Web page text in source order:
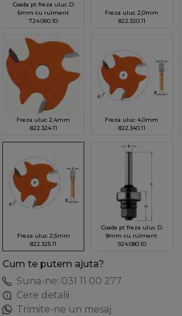
Coada pt freza uluc D
6mm cu rulment
724.060.10
Freza uluc 2,0mm
822.320.11
Freza uluc 2,4mm
822.324.11
Freza uluc 4,0mm
822.340.11
Freza uluc 2,5mm
822.325.11
Coada pt freza uluc D
8mm cu rulment
924.080.10
Cum te putem ajuta?
Suna-ne: 031 11 00 277
Cere detalii
Trimite-ne un mesaj